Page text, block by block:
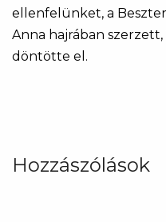
ellenfelünket, a
Anna hajrában
döntötte el.
Hozzászólások